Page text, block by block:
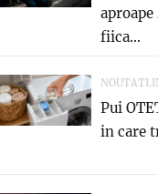
fiica...
Pui
in care